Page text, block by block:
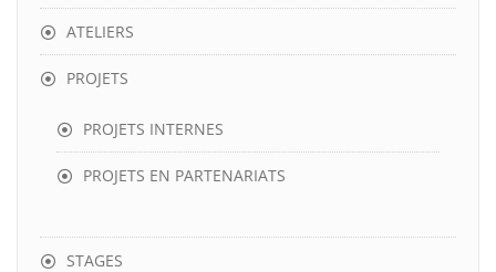
ATELIERS
PROJETS
PROJETS INTERNES
PROJETS EN PARTENARIATS
STAGES